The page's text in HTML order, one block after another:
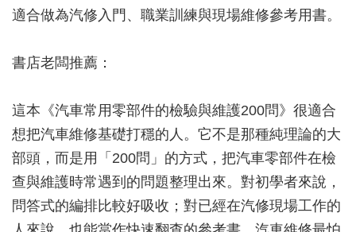
適合做為汽修入門、職業訓練與現場維修參考用書。
書店老闆推薦：
這本《汽車常用零部件的檢驗與維護200問》很適合
想把汽車維修基礎打穩的人。它不是那種純理論的大
部頭，而是用「200問」的方式，把汽車零部件在檢
查與維護時常遇到的問題整理出來。對初學者來說，
問答式的編排比較好吸收；對已經在汽修現場工作的